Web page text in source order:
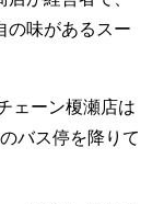
の味があるスー
ェーン榎瀬店は
バス停を降りて